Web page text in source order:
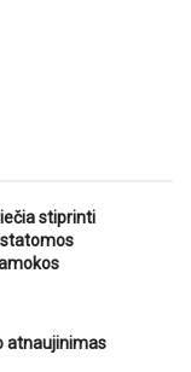
stiprinti
atnaujinimas